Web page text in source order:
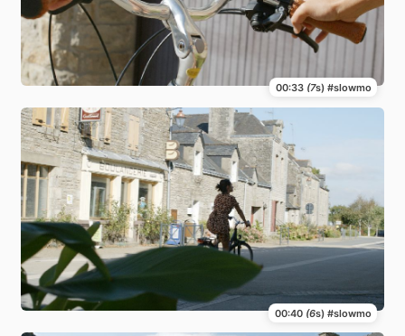
00:33 (7s) #slowmo
00:40 (6s) #slowmo